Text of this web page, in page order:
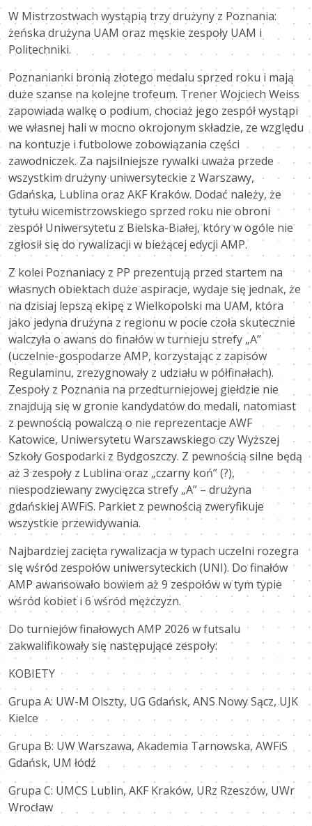
W Mistrzostwach wystąpią trzy drużyny z Poznania:
żeńska drużyna UAM oraz męskie zespoły UAM i
Politechniki.
Poznanianki bronią złotego medalu sprzed roku i mają
duże szanse na kolejne trofeum. Trener Wojciech Weiss
zapowiada walkę o podium, chociaż jego zespół wystąpi
we własnej hali w mocno okrojonym składzie, ze względu
na kontuzje i futbolowe zobowiązania części
zawodniczek. Za najsilniejsze rywalki uważa przede
wszystkim drużyny uniwersyteckie z Warszawy,
Gdańska, Lublina oraz AKF Kraków. Dodać należy, że
tytułu wicemistrzowskiego sprzed roku nie obroni
zespół Uniwersytetu z Bielska-Białej, który w ogóle nie
zgłosił się do rywalizacji w bieżącej edycji AMP.
Z kolei Poznaniacy z PP prezentują przed startem na
własnych obiektach duże aspiracje, wydaje się jednak, że
na dzisiaj lepszą ekipę z Wielkopolski ma UAM, która
jako jedyna drużyna z regionu w pocie czoła skutecznie
walczyła o awans do finałów w turnieju strefy „A”
(uczelnie-gospodarze AMP, korzystając z zapisów
Regulaminu, zrezygnowały z udziału w półfinałach).
Zespoły z Poznania na przedturniejowej giełdzie nie
znajdują się w gronie kandydatów do medali, natomiast
z pewnością powalczą o nie reprezentacje AWF
Katowice, Uniwersytetu Warszawskiego czy Wyższej
Szkoły Gospodarki z Bydgoszczy. Z pewnością silne będą
aż 3 zespoły z Lublina oraz „czarny koń” (?),
niespodziewany zwycięzca strefy „A” – drużyna
gdańskiej AWFiS. Parkiet z pewnością zweryfikuje
wszystkie przewidywania.
Najbardziej zacięta rywalizacja w typach uczelni rozegra
się wśród zespołów uniwersyteckich (UNI). Do finałów
AMP awansowało bowiem aż 9 zespołów w tym typie
wśród kobiet i 6 wśród mężczyzn.
Do turniejów finałowych AMP 2026 w futsalu
zakwalifikowały się następujące zespoły:
KOBIETY
Grupa A: UW-M Olszty, UG Gdańsk, ANS Nowy Sącz, UJK
Kielce
Grupa B: UW Warszawa, Akademia Tarnowska, AWFiS
Gdańsk, UM łódź
Grupa C: UMCS Lublin, AKF Kraków, URz Rzeszów, UWr
Wrocław